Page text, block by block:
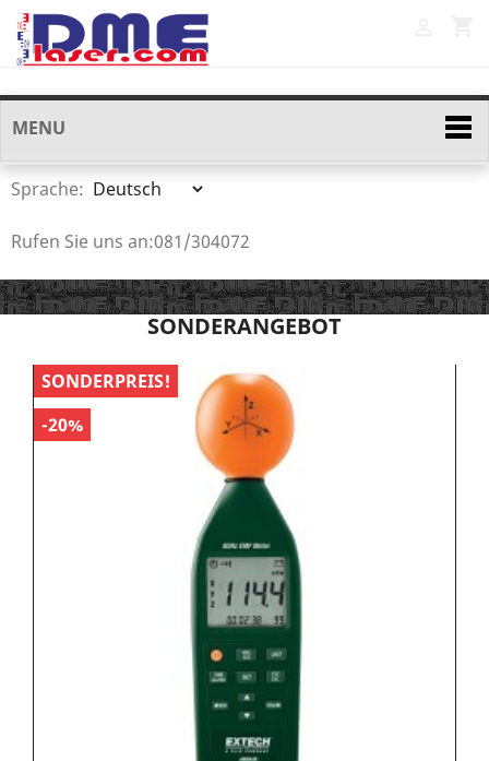
MENU
Sprache:
Rufen Sie uns an:081/304072
SONDERANGEBOT
SONDERPREIS!
-20%